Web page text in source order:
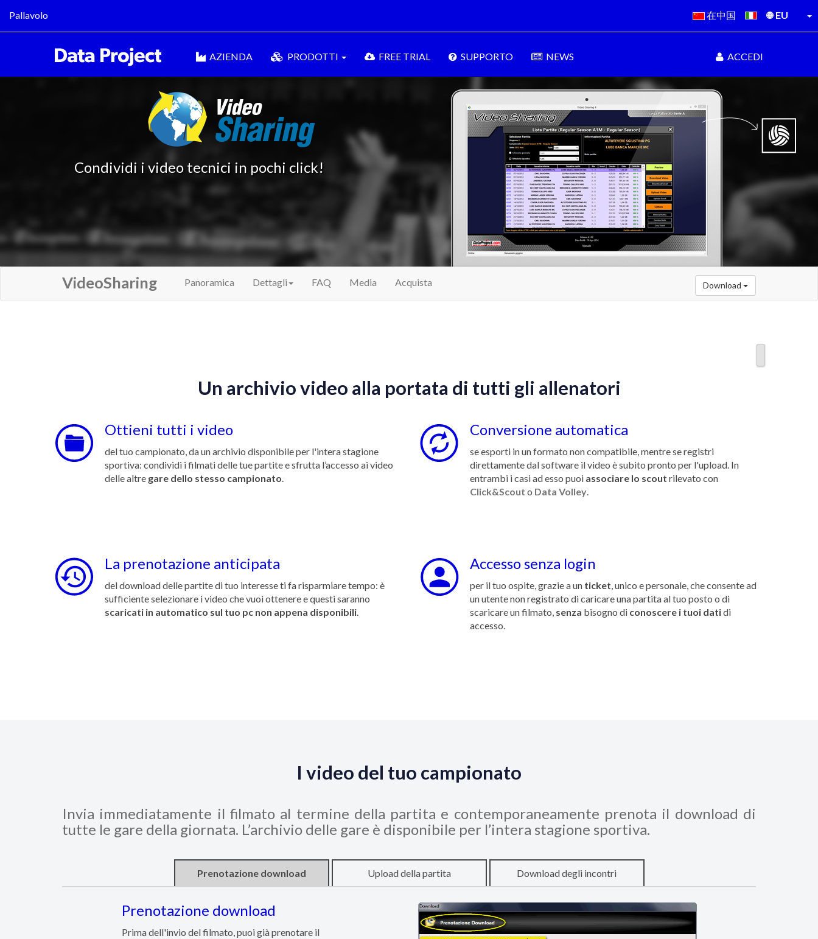
Pallavolo 在中国 EU
AZIENDA PRODOTTI FREE TRIAL SUPPORTO NEWS ACCEDI
Condividi i video tecnici in pochi click!
VideoSharing Panoramica Dettagli FAQ Media Acquista Download
Un archivio video alla portata di tutti gli allenatori
Ottieni tutti i video
del tuo campionato, da un archivio disponibile per l'intera stagione
sportiva: condividi i filmati delle tue partite e sfrutta l’accesso ai video
delle altre gare dello stesso campionato.
Conversione automatica
se esporti in un formato non compatibile, mentre se registri
direttamente dal software il video è subito pronto per l'upload. In
entrambi i casi ad esso puoi associare lo scout rilevato con
Click&Scout o Data Volley.
La prenotazione anticipata
del download delle partite di tuo interesse ti fa risparmiare tempo: è
sufficiente selezionare i video che vuoi ottenere e questi saranno
scaricati in automatico sul tuo pc non appena disponibili.
Accesso senza login
per il tuo ospite, grazie a un ticket, unico e personale, che consente ad
un utente non registrato di caricare una partita al tuo posto o di
scaricare un filmato, senza bisogno di conoscere i tuoi datidi
accesso.
I video del tuo campionato
Invia immediatamente il filmato al termine della partita e contemporaneamente prenota il download di
tutte le gare della giornata. L’archivio delle gare è disponibile per l’intera stagione sportiva.
Prenotazione download Upload della partita Download degli incontri
Prenotazione download
Prima dell'invio del filmato, puoi già prenotare il